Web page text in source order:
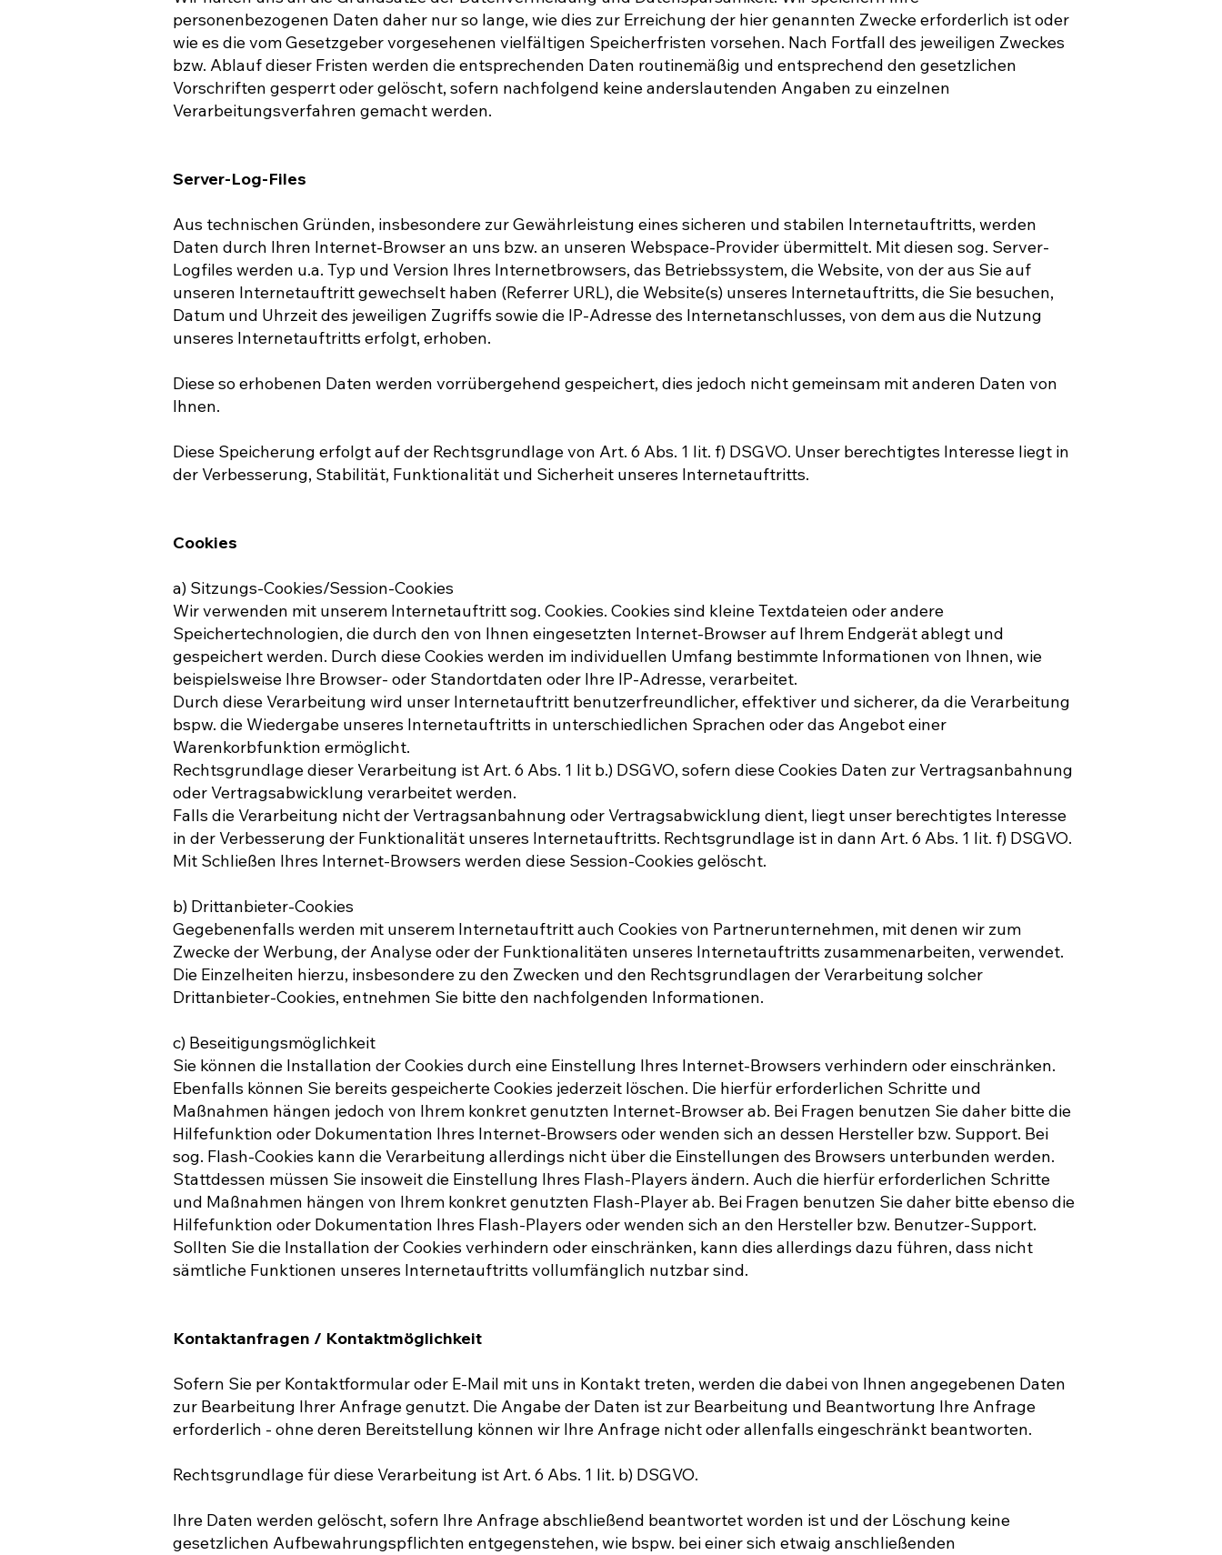
personenbezogenen Daten daher nur so lange, wie dies zur Erreichung der hier genannten Zwecke erforderlich ist oder
wie es die vom Gesetzgeber vorgesehenen vielfältigen Speicherfristen vorsehen. Nach Fortfall des jeweiligen Zweckes
bzw. Ablauf dieser Fristen werden die entsprechenden Daten routinemäßig und entsprechend den gesetzlichen
Vorschriften gesperrt oder gelöscht, sofern nachfolgend keine anderslautenden Angaben zu einzelnen
Verarbeitungsverfahren gemacht werden.
Server-Log-Files
Aus technischen Gründen, insbesondere zur Gewährleistung eines sicheren und stabilen Internetauftritts, werden
Daten durch Ihren Internet-Browser an uns bzw. an unseren Webspace-Provider übermittelt. Mit diesen sog. Server-
Logfiles werden u.a. Typ und Version Ihres Internetbrowsers, das Betriebssystem, die Website, von der aus Sie auf
unseren Internetauftritt gewechselt haben (Referrer URL), die Website(s) unseres Internetauftritts, die Sie besuchen,
Datum und Uhrzeit des jeweiligen Zugriffs sowie die IP-Adresse des Internetanschlusses, von dem aus die Nutzung
unseres Internetauftritts erfolgt, erhoben.
Diese so erhobenen Daten werden vorrübergehend gespeichert, dies jedoch nicht gemeinsam mit anderen Daten von
Ihnen.
Diese Speicherung erfolgt auf der Rechtsgrundlage von Art. 6 Abs. 1 lit. f) DSGVO. Unser berechtigtes Interesse liegt in
der Verbesserung, Stabilität, Funktionalität und Sicherheit unseres Internetauftritts.
Cookies
a) Sitzungs-Cookies/Session-Cookies
Wir verwenden mit unserem Internetauftritt sog. Cookies. Cookies sind kleine Textdateien oder andere
Speichertechnologien, die durch den von Ihnen eingesetzten Internet-Browser auf Ihrem Endgerät ablegt und
gespeichert werden. Durch diese Cookies werden im individuellen Umfang bestimmte Informationen von Ihnen, wie
beispielsweise Ihre Browser- oder Standortdaten oder Ihre IP-Adresse, verarbeitet.
Durch diese Verarbeitung wird unser Internetauftritt benutzerfreundlicher, effektiver und sicherer, da die Verarbeitung
bspw. die Wiedergabe unseres Internetauftritts in unterschiedlichen Sprachen oder das Angebot einer
Warenkorbfunktion ermöglicht.
Rechtsgrundlage dieser Verarbeitung ist Art. 6 Abs. 1 lit b.) DSGVO, sofern diese Cookies Daten zur Vertragsanbahnung
oder Vertragsabwicklung verarbeitet werden.
Falls die Verarbeitung nicht der Vertragsanbahnung oder Vertragsabwicklung dient, liegt unser berechtigtes Interesse
in der Verbesserung der Funktionalität unseres Internetauftritts. Rechtsgrundlage ist in dann Art. 6 Abs. 1 lit. f) DSGVO.
Mit Schließen Ihres Internet-Browsers werden diese Session-Cookies gelöscht.
b) Drittanbieter-Cookies
Gegebenenfalls werden mit unserem Internetauftritt auch Cookies von Partnerunternehmen, mit denen wir zum
Zwecke der Werbung, der Analyse oder der Funktionalitäten unseres Internetauftritts zusammenarbeiten, verwendet.
Die Einzelheiten hierzu, insbesondere zu den Zwecken und den Rechtsgrundlagen der Verarbeitung solcher
Drittanbieter-Cookies, entnehmen Sie bitte den nachfolgenden Informationen.
c) Beseitigungsmöglichkeit
Sie können die Installation der Cookies durch eine Einstellung Ihres Internet-Browsers verhindern oder einschränken.
Ebenfalls können Sie bereits gespeicherte Cookies jederzeit löschen. Die hierfür erforderlichen Schritte und
Maßnahmen hängen jedoch von Ihrem konkret genutzten Internet-Browser ab. Bei Fragen benutzen Sie daher bitte die
Hilfefunktion oder Dokumentation Ihres Internet-Browsers oder wenden sich an dessen Hersteller bzw. Support. Bei
sog. Flash-Cookies kann die Verarbeitung allerdings nicht über die Einstellungen des Browsers unterbunden werden.
Stattdessen müssen Sie insoweit die Einstellung Ihres Flash-Players ändern. Auch die hierfür erforderlichen Schritte
und Maßnahmen hängen von Ihrem konkret genutzten Flash-Player ab. Bei Fragen benutzen Sie daher bitte ebenso die
Hilfefunktion oder Dokumentation Ihres Flash-Players oder wenden sich an den Hersteller bzw. Benutzer-Support.
Sollten Sie die Installation der Cookies verhindern oder einschränken, kann dies allerdings dazu führen, dass nicht
sämtliche Funktionen unseres Internetauftritts vollumfänglich nutzbar sind.
Kontaktanfragen / Kontaktmöglichkeit
Sofern Sie per Kontaktformular oder E-Mail mit uns in Kontakt treten, werden die dabei von Ihnen angegebenen Daten
zur Bearbeitung Ihrer Anfrage genutzt. Die Angabe der Daten ist zur Bearbeitung und Beantwortung Ihre Anfrage
erforderlich - ohne deren Bereitstellung können wir Ihre Anfrage nicht oder allenfalls eingeschränkt beantworten.
Rechtsgrundlage für diese Verarbeitung ist Art. 6 Abs. 1 lit. b) DSGVO.
Ihre Daten werden gelöscht, sofern Ihre Anfrage abschließend beantwortet worden ist und der Löschung keine
gesetzlichen Aufbewahrungspflichten entgegenstehen, wie bspw. bei einer sich etwaig anschließenden